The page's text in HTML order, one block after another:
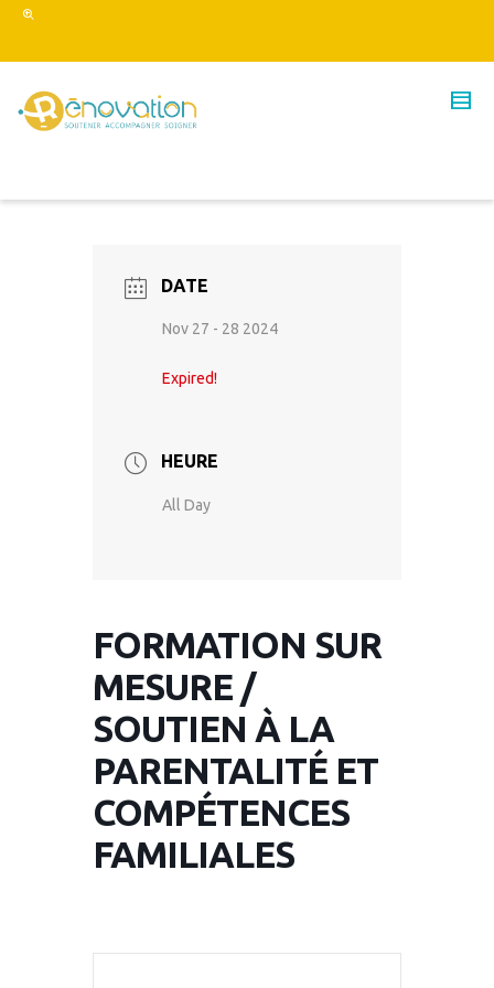
DATE
Nov 27 - 28 2024
Expired!
HEURE
All Day
FORMATION SUR
MESURE /
SOUTIEN À LA
PARENTALITÉ ET
COMPÉTENCES
FAMILIALES